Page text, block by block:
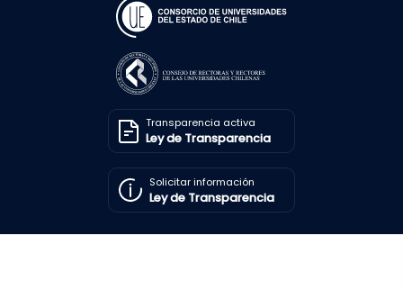
Transparencia activa
Ley de Transparencia
Solicitar información
Ley de Transparencia